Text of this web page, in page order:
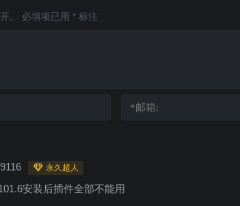
。 必填项已用 * 标注
永久超人
安装后插件全部不能用